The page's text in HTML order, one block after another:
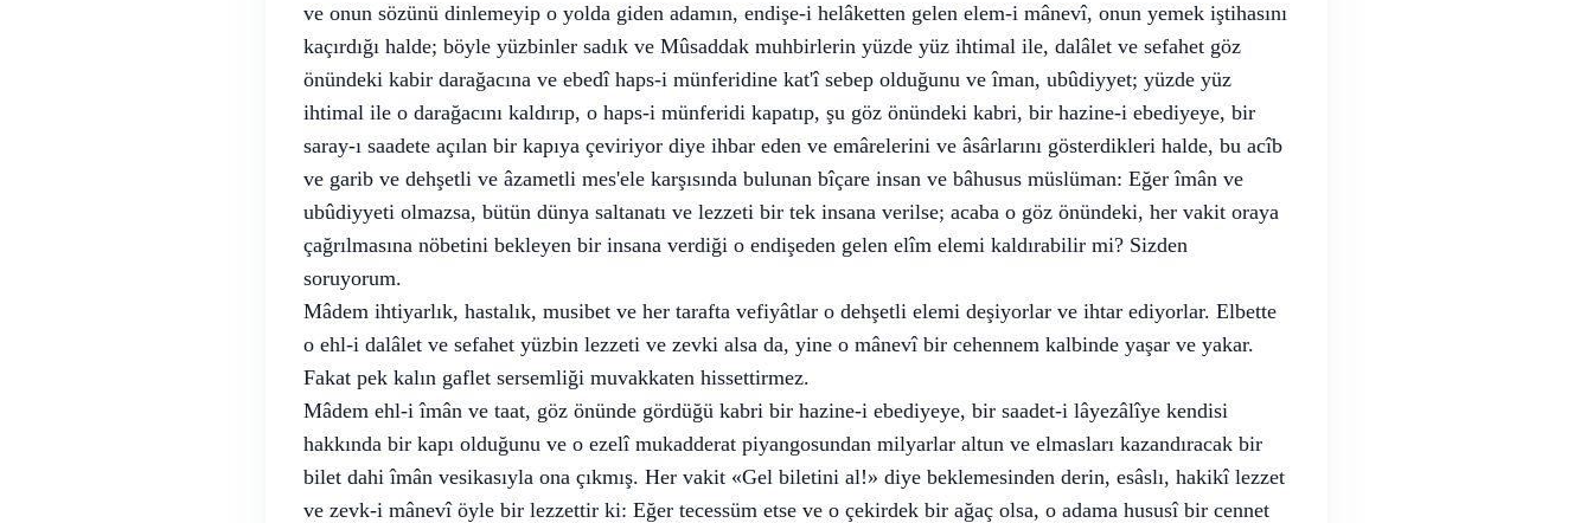
ve onun sözünü dinlemeyip o yolda giden adamın, endişe-i helâketten gelen elem-i mânevî, onun yemek iştihasını
kaçırdığı halde; böyle yüzbinler sadık ve Mûsaddak muhbirlerin yüzde yüz ihtimal ile, dalâlet ve sefahet göz
önündeki kabir darağacına ve ebedî haps-i münferidine kat'î sebep olduğunu ve îman, ubûdiyyet; yüzde yüz
ihtimal ile o darağacını kaldırıp, o haps-i münferidi kapatıp, şu göz önündeki kabri, bir hazine-i ebediyeye, bir
saray-ı saadete açılan bir kapıya çeviriyor diye ihbar eden ve emârelerini ve âsârlarını gösterdikleri halde, bu acîb
ve garib ve dehşetli ve âzametli mes'ele karşısında bulunan bîçare insan ve bâhusus müslüman: Eğer îmân ve
ubûdiyyeti olmazsa, bütün dünya saltanatı ve lezzeti bir tek insana verilse; acaba o göz önündeki, her vakit oraya
çağrılmasına nöbetini bekleyen bir insana verdiği o endişeden gelen elîm elemi kaldırabilir mi? Sizden
soruyorum.
Mâdem ihtiyarlık, hastalık, musibet ve her tarafta vefiyâtlar o dehşetli elemi deşiyorlar ve ihtar ediyorlar. Elbette
o ehl-i dalâlet ve sefahet yüzbin lezzeti ve zevki alsa da, yine o mânevî bir cehennem kalbinde yaşar ve yakar.
Fakat pek kalın gaflet sersemliği muvakkaten hissettirmez.
Mâdem ehl-i îmân ve taat, göz önünde gördüğü kabri bir hazine-i ebediyeye, bir saadet-i lâyezâlîye kendisi
hakkında bir kapı olduğunu ve o ezelî mukadderat piyangosundan milyarlar altun ve elmasları kazandıracak bir
bilet dahi îmân vesikasıyla ona çıkmış. Her vakit «Gel biletini al!» diye beklemesinden derin, esâslı, hakikî lezzet
ve zevk-i mânevî öyle bir lezzettir ki: Eğer tecessüm etse ve o çekirdek bir ağaç olsa, o adama hususî bir cennet